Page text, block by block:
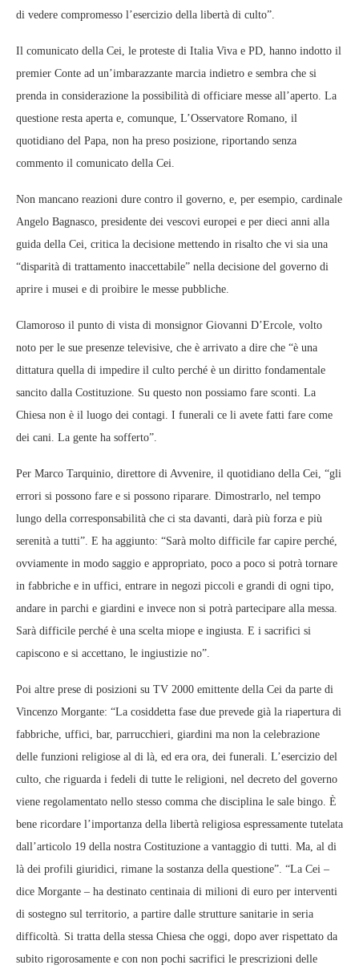
di vedere compromesso l’esercizio della libertà di culto”.
Il comunicato della Cei, le proteste di Italia Viva e PD, hanno indotto il
premier Conte ad un’imbarazzante marcia indietro e sembra che si
prenda in considerazione la possibilità di officiare messe all’aperto. La
questione resta aperta e, comunque, L’Osservatore Romano, il
quotidiano del Papa, non ha preso posizione, riportando senza
commento il comunicato della Cei.
Non mancano reazioni dure contro il governo, e, per esempio, cardinale
Angelo Bagnasco, presidente dei vescovi europei e per dieci anni alla
guida della Cei, critica la decisione mettendo in risalto che vi sia una
“disparità di trattamento inaccettabile” nella decisione del governo di
aprire i musei e di proibire le messe pubbliche.
Clamoroso il punto di vista di monsignor Giovanni D’Ercole, volto
noto per le sue presenze televisive, che è arrivato a dire che “è una
dittatura quella di impedire il culto perché è un diritto fondamentale
sancito dalla Costituzione. Su questo non possiamo fare sconti. La
Chiesa non è il luogo dei contagi. I funerali ce li avete fatti fare come
dei cani. La gente ha sofferto”.
Per Marco Tarquinio, direttore di Avvenire, il quotidiano della Cei, “gli
errori si possono fare e si possono riparare. Dimostrarlo, nel tempo
lungo della corresponsabilità che ci sta davanti, darà più forza e più
serenità a tutti”. E ha aggiunto: “Sarà molto difficile far capire perché,
ovviamente in modo saggio e appropriato, poco a poco si potrà tornare
in fabbriche e in uffici, entrare in negozi piccoli e grandi di ogni tipo,
andare in parchi e giardini e invece non si potrà partecipare alla messa.
Sarà difficile perché è una scelta miope e ingiusta. E i sacrifici si
capiscono e si accettano, le ingiustizie no”.
Poi altre prese di posizioni su TV 2000 emittente della Cei da parte di
Vincenzo Morgante: “La cosiddetta fase due prevede già la riapertura di
fabbriche, uffici, bar, parrucchieri, giardini ma non la celebrazione
delle funzioni religiose al di là, ed era ora, dei funerali. L’esercizio del
culto, che riguarda i fedeli di tutte le religioni, nel decreto del governo
viene regolamentato nello stesso comma che disciplina le sale bingo. È
bene ricordare l’importanza della libertà religiosa espressamente tutelata
dall’articolo 19 della nostra Costituzione a vantaggio di tutti. Ma, al di
là dei profili giuridici, rimane la sostanza della questione”. “La Cei –
dice Morgante – ha destinato centinaia di milioni di euro per interventi
di sostegno sul territorio, a partire dalle strutture sanitarie in seria
difficoltà. Si tratta della stessa Chiesa che oggi, dopo aver rispettato da
subito rigorosamente e con non pochi sacrifici le prescrizioni delle